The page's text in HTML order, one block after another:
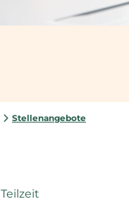
Stellenangebote
Teilzeit